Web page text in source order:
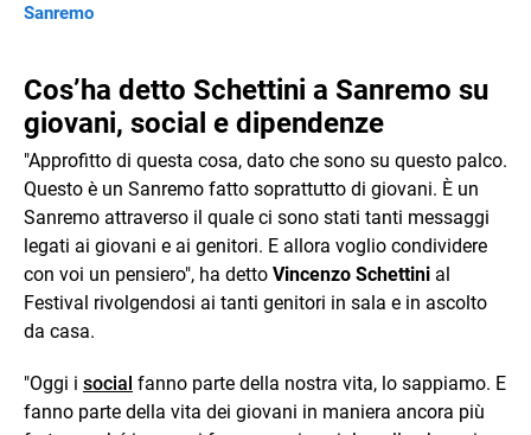
Sanremo
Cos’ha detto Schettini a Sanremo su
giovani, social e dipendenze
"Approfitto di questa cosa, dato che sono su questo palco.
Questo è un Sanremo fatto soprattutto di giovani. È un
Sanremo attraverso il quale ci sono stati tanti messaggi
legati ai giovani e ai genitori. E allora voglio condividere
con voi un pensiero", ha detto Vincenzo Schettini al
Festival rivolgendosi ai tanti genitori in sala e in ascolto
da casa.
"Oggi i social fanno parte della nostra vita, lo sappiamo. E
fanno parte della vita dei giovani in maniera ancora più